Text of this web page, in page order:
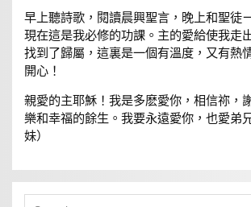
早上聽詩歌，閱讀晨興聖言，晚上和聖徒
現在這是我必修的功課。主的愛給使我走
找到了歸屬，這裏是一個有溫度，又有熱
開心！
親愛的主耶穌！我是多麽愛你，相信祢，
樂和幸福的餘生。我要永遠愛你，也愛弟
妹）